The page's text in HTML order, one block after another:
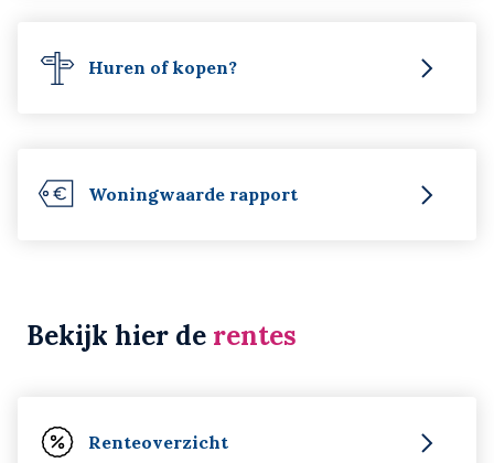
Huren of kopen?
Woningwaarde rapport
Bekijk hier de rentes
Renteoverzicht